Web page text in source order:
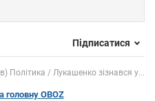
Підписатися
Політика Лукашенко зізнався у...
головну OBOZ